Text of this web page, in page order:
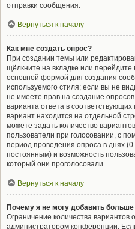
отправки сообщения.
Вернуться к началу
Как мне создать опрос?
При создании темы или
щёлкните на вкладке или
основной формой для создания
используемого стиля; если вы не
не имеете прав на создание
варианта ответа в
вариант находится на отдельной
можете задать количество
пользователи при голосовании, с
период проведения опроса в днях (0
постоянным) и возможность
который они проголосовали.
Вернуться к началу
Почему я не могу добавить больше
Ограничение количества вариантов
администратором конференции.